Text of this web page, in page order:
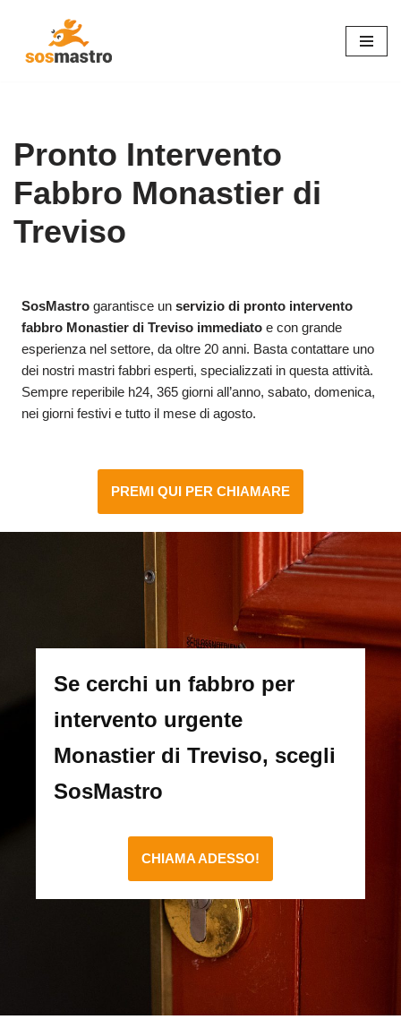
Pronto Intervento
Fabbro Monastier di
Treviso
SosMastro garantisce unservizio di pronto intervento
fabbro Monastier di Treviso immediato e con grande
esperienza nel settore, da oltre 20 anni. Basta contattare uno
dei nostri mastri fabbri esperti, specializzati in questa attività.
Sempre reperibile h24, 365 giorni all’anno, sabato, domenica,
nei giorni festivi e tutto il mese di agosto.
PREMI QUI PER CHIAMARE
Se cerchi un fabbro per
intervento urgente
Monastier di Treviso, scegli
SosMastro
CHIAMA ADESSO!